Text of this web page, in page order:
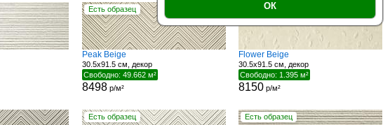
ОК
Есть образец
Peak Beige
30.5x91.5 см, декор
Свободно: 49.662 м²
8498р/м²
Есть образец
Flower Beige
30.5x91.5 см, декор
Свободно: 1.395 м²
8150 р/м²
Есть образец Есть образец